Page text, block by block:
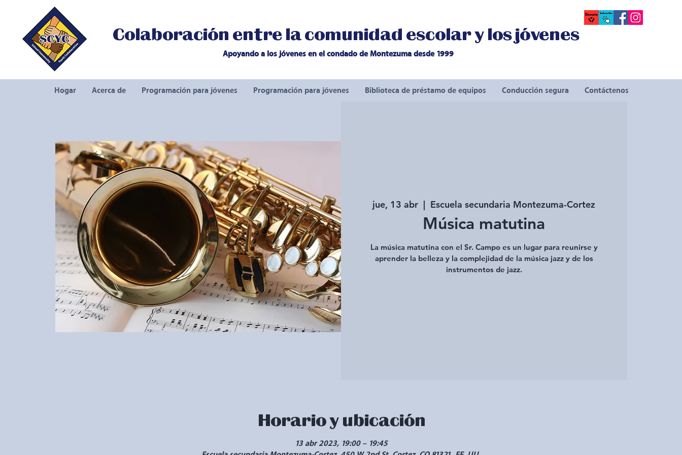
Colaboración entre la comunidad escolar y los jóvenes
Apoyando a los jóvenes en el condado de Montezuma desde 1999
Hogar Acerca de Programación para jóvenes Programación para jóvenes Biblioteca de préstamo de equipos Conducción segura Contáctenos
jue, 13 abr
  |
Escuela secundaria Montezuma-Cortez
Música matutina
La música matutina con el Sr. Campo es un lugar para reunirse y
aprender la belleza y la complejidad de la música jazz y de los
instrumentos de jazz.
Horario y ubicación
13 abr 2023, 19:00 – 19:45